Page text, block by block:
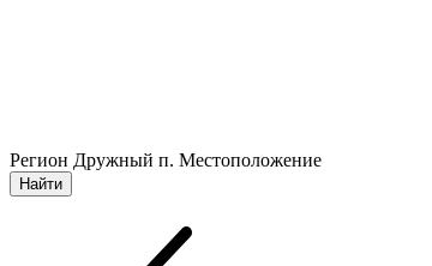
Регион Дружный п. Местоположение